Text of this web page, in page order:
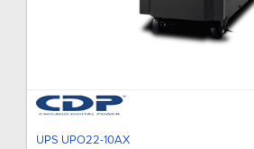
UPS UPO22-10AX